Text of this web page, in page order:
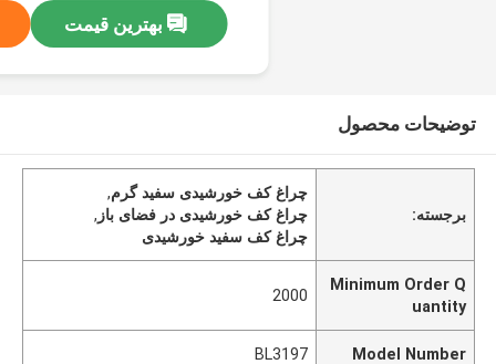
بهترین قیمت
توضیحات محصول
برجسته:
چراغ کف خورشیدی سفید گرم,
چراغ کف خورشیدی در فضای باز ,
چراغ کف سفید خورشیدی
Minimum Order Q
uantity
2000
Model Number
BL3197